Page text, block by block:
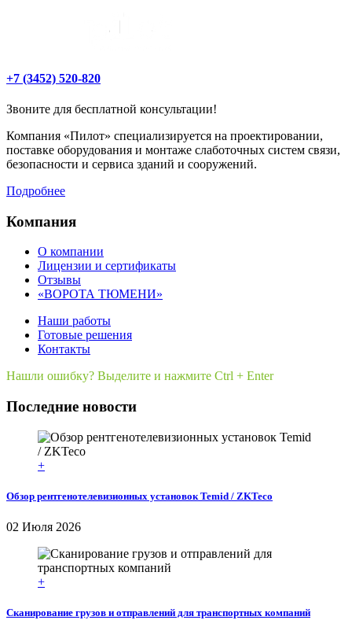
+7 (3452) 520-820
Звоните для бесплатной консультации!
Компания «Пилот» специализируется на проектировании,
поставке оборудования и монтаже слаботочных систем связи,
безопасности и сервиса зданий и сооружений.
Подробнее
Компания
О компании
Лицензии и сертификаты
Отзывы
«ВОРОТА ТЮМЕНИ»
Наши работы
Готовые решения
Контакты
Нашли ошибку? Выделите и нажмите Ctrl + Enter
Последние новости
+
Обзор рентгенотелевизионных установок Temid / ZKTeco
02 Июля 2026
+
Сканирование грузов и отправлений для транспортных компаний